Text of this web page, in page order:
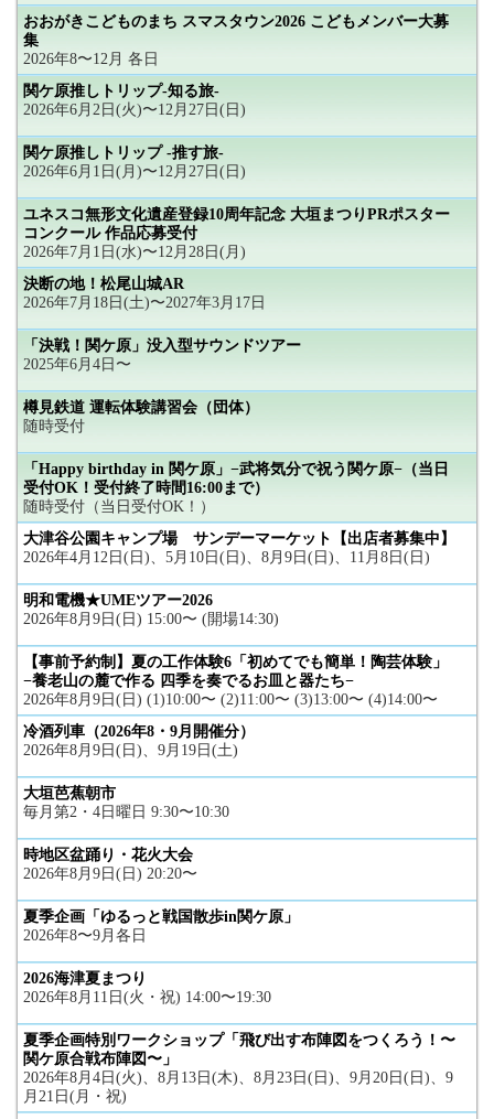
おおがきこどものまち スマスタウン2026 こどもメンバー大募
集
2026年8〜12月 各日
関ケ原推しトリップ-知る旅-
2026年6月2日(火)〜12月27日(日)
関ケ原推しトリップ -推す旅-
2026年6月1日(月)〜12月27日(日)
ユネスコ無形文化遺産登録10周年記念 大垣まつりPRポスター
コンクール 作品応募受付
2026年7月1日(水)〜12月28日(月)
決断の地！松尾山城AR
2026年7月18日(土)〜2027年3月17日
「決戦！関ケ原」没入型サウンドツアー
2025年6月4日〜
樽見鉄道 運転体験講習会（団体）
随時受付
「Happy birthday in 関ケ原」−武将気分で祝う関ケ原−（当日
受付OK！受付終了時間16:00まで）
随時受付（当日受付OK！）
大津谷公園キャンプ場 サンデーマーケット【出店者募集中】
2026年4月12日(日)、5月10日(日)、8月9日(日)、11月8日(日)
明和電機★UMEツアー2026
2026年8月9日(日) 15:00〜 (開場14:30)
【事前予約制】夏の工作体験6「初めてでも簡単！陶芸体験」
−養老山の麓で作る 四季を奏でるお皿と器たち−
2026年8月9日(日) (1)10:00〜 (2)11:00〜 (3)13:00〜 (4)14:00〜
冷酒列車（2026年8・9月開催分）
2026年8月9日(日)、9月19日(土)
大垣芭蕉朝市
毎月第2・4日曜日 9:30〜10:30
時地区盆踊り・花火大会
2026年8月9日(日) 20:20〜
夏季企画「ゆるっと戦国散歩in関ケ原」
2026年8〜9月各日
2026海津夏まつり
2026年8月11日(火・祝) 14:00〜19:30
夏季企画特別ワークショップ「飛び出す布陣図をつくろう！〜
関ケ原合戦布陣図〜」
2026年8月4日(火)、8月13日(木)、8月23日(日)、9月20日(日)、9
月21日(月・祝)